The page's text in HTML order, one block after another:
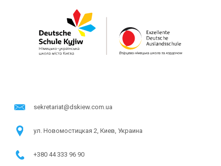
sekretariat@dskiew.com.ua
ул. Новомостицкая 2, Киев, Украина
+380 44 333 96 90